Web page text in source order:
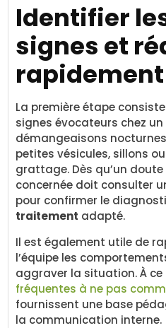
Identifier
signes et
rapidement
La première étape
signes évocateurs chez un
démangeaisons
petites vésicules, sillons
grattage. Dès qu’un
concernée doit consulter
pour confirmer le
traitement adapté.
Il est également utile de
l’équipe les
aggraver la situation. À ce
fréquentes à ne pas
fournissent une base
la communication interne.